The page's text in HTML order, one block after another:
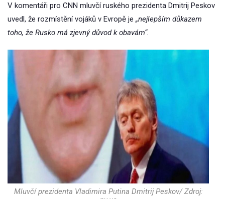
V komentáři pro CNN mluvčí ruského prezidenta Dmitrij Peskov
uvedl, že rozmístění vojáků v Evropě je „nejlepším důkazem
toho, že Rusko má zjevný důvod k obavám“.
Mluvčí prezidenta Vladimira Putina Dmitrij Peskov/ Zdroj: